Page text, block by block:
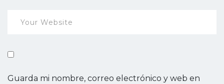
Guarda mi nombre, correo electrónico y web en